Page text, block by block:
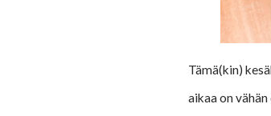
Tämä(kin)
aikaa on